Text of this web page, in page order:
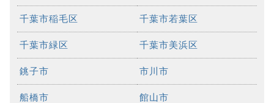
千葉市稲毛区 千葉市若葉区
千葉市緑区 千葉市美浜区
銚子市 市川市
船橋市 館山市